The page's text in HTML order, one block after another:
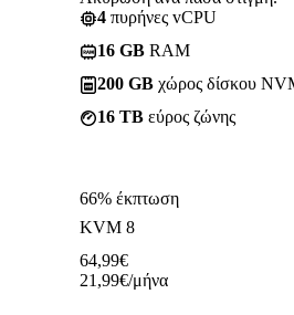
4 πυρήνες vCPU
16 GB RAM
200 GB χώρος δίσκου
16 TB εύρος ζώνης
66% έκπτωση
KVM 8
64,99€
21,99€/μήνα